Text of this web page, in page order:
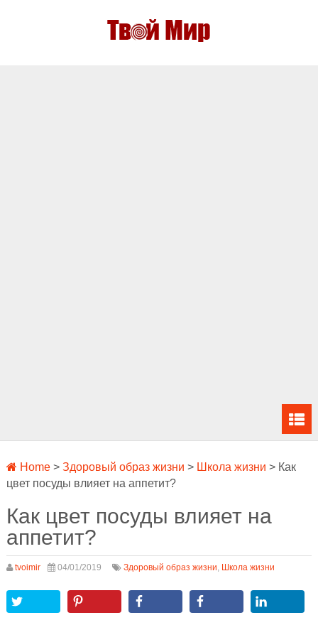
Home> Здоровый образ жизни > Школа жизни > Как
цвет посуды влияет на аппетит?
Как цвет посуды влияет на
аппетит?
tvoimir 04/01/2019 Здоровый образ жизни, Школа жизни